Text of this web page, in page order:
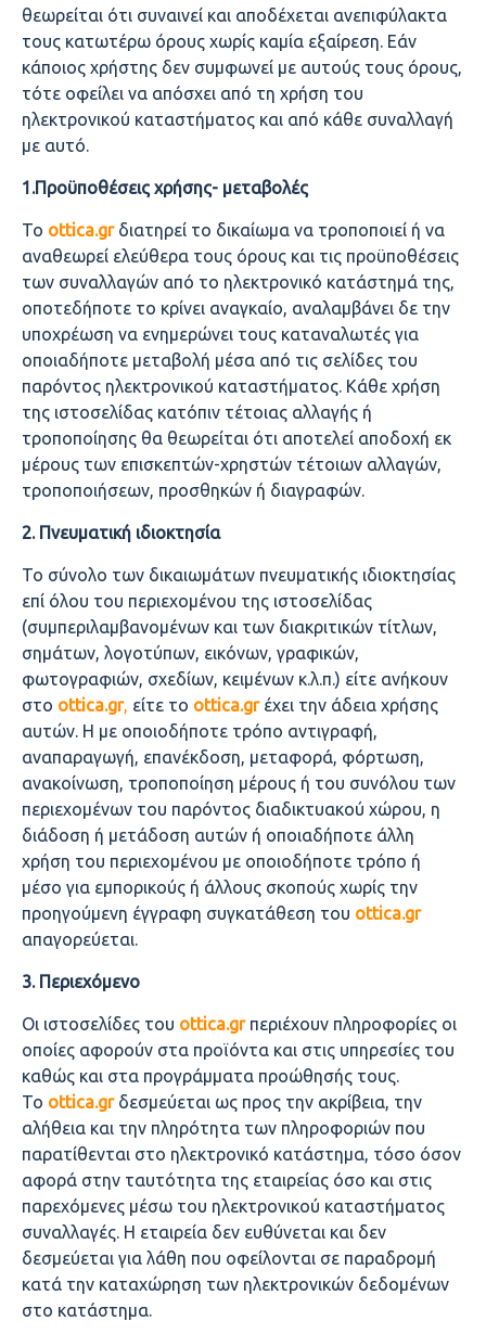
θεωρείται ότι συναινεί και αποδέχεται ανεπιφύλακτα
τους κατωτέρω όρους χωρίς καμία εξαίρεση. Εάν
κάποιος χρήστης δεν συμφωνεί με αυτούς τους όρους,
τότε οφείλει να απόσχει από τη χρήση του
ηλεκτρονικού καταστήματος και από κάθε συναλλαγή
με αυτό.
1.Προϋποθέσεις χρήσης- μεταβολές
Το ottica.grδιατηρεί το δικαίωμα να τροποποιεί ή να
αναθεωρεί ελεύθερα τoυς όρους και τις προϋποθέσεις
των συναλλαγών από το ηλεκτρονικό κατάστημά της,
οποτεδήποτε το κρίνει αναγκαίο, αναλαμβάνει δε την
υποχρέωση να ενημερώνει τους καταναλωτές για
οποιαδήποτε μεταβολή μέσα από τις σελίδες του
παρόντος ηλεκτρονικού καταστήματος. Κάθε χρήση
της ιστοσελίδας κατόπιν τέτοιας αλλαγής ή
τροποποίησης θα θεωρείται ότι αποτελεί αποδοχή εκ
μέρους των επισκεπτών-χρηστών τέτοιων αλλαγών,
τροποποιήσεων, προσθηκών ή διαγραφών.
2. Πνευματική ιδιοκτησία
Το σύνολο των δικαιωμάτων πνευματικής ιδιοκτησίας
επί όλου του περιεχομένου της ιστοσελίδας
(συμπεριλαμβανομένων και των διακριτικών τίτλων,
σημάτων, λογοτύπων, εικόνων, γραφικών,
φωτογραφιών, σχεδίων, κειμένων κ.λ.π.) είτε ανήκουν
στo ottica.gr, είτε το ottica.gr έχει την άδεια χρήσης
αυτών. Η με οποιοδήποτε τρόπο αντιγραφή,
αναπαραγωγή, επανέκδοση, μεταφορά, φόρτωση,
ανακοίνωση, τροποποίηση μέρους ή του συνόλου των
περιεχομένων του παρόντος διαδικτυακού χώρου, η
διάδοση ή μετάδοση αυτών ή οποιαδήποτε άλλη
χρήση του περιεχομένου με οποιοδήποτε τρόπο ή
μέσο για εμπορικούς ή άλλους σκοπούς χωρίς την
προηγούμενη έγγραφη συγκατάθεση του ottica.gr
απαγορεύεται.
3. Περιεχόμενο
Οι ιστοσελίδες του ottica.grπεριέχουν πληροφορίες οι
οποίες αφορούν στα προϊόντα και στις υπηρεσίες τoυ
καθώς και στα προγράμματα προώθησής τους.
Το ottica.gr δεσμεύεται ως προς την ακρίβεια, την
αλήθεια και την πληρότητα των πληροφοριών που
παρατίθενται στο ηλεκτρονικό κατάστημα, τόσο όσον
αφορά στην ταυτότητα της εταιρείας όσο και στις
παρεχόμενες μέσω του ηλεκτρονικού καταστήματος
συναλλαγές. Η εταιρεία δεν ευθύνεται και δεν
δεσμεύεται για λάθη που οφείλονται σε παραδρομή
κατά την καταχώρηση των ηλεκτρονικών δεδομένων
στο κατάστημα.